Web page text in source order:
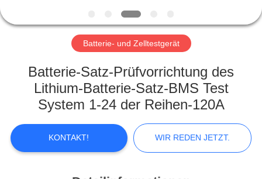
WERKSBESICHTIGUNG
QUALITÄTSKONTROLLE
KONTAKTIEREN
SIE
UNS
Batterie- und Zelltestgerät
Batterie-Satz-Prüfvorrichtung des
Lithium-Batterie-Satz-BMS Test
System 1-24 der Reihen-120A
KONTAKT! WIR REDEN JETZT.